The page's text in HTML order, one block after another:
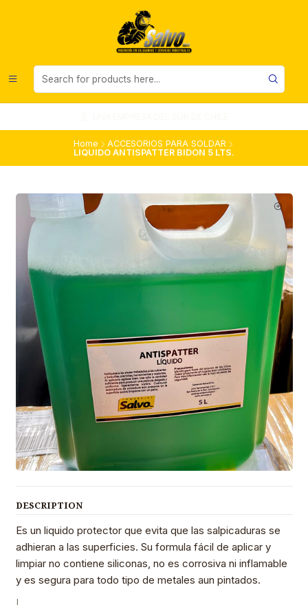
Home
ACCESORIOS PARA SOLDAR
LIQUIDO ANTISPATTER BIDON 5 LTS.
DESCRIPTION
Es un liquido protector que evita que las salpicaduras se
adhieran a las superficies. Su formula fácil de aplicar y
limpiar no contiene siliconas, no es corrosiva ni inflamable
y es segura para todo tipo de metales aun pintados.